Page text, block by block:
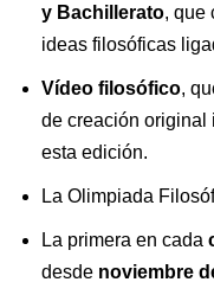
y Bachillerato, que
ideas filosóficas
Vídeo filosófico,
de creación original
esta edición.
La Olimpiada
La primera en cada
desde noviembre